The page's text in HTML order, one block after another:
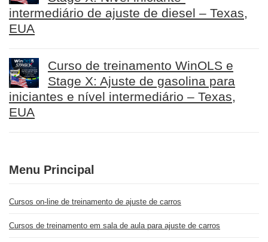
intermediário de ajuste de diesel – Texas,
EUA
Curso de treinamento WinOLS e
Stage X: Ajuste de gasolina para
iniciantes e nível intermediário – Texas,
EUA
Menu Principal
Cursos on-line de treinamento de ajuste de carros
Cursos de treinamento em sala de aula para ajuste de carros